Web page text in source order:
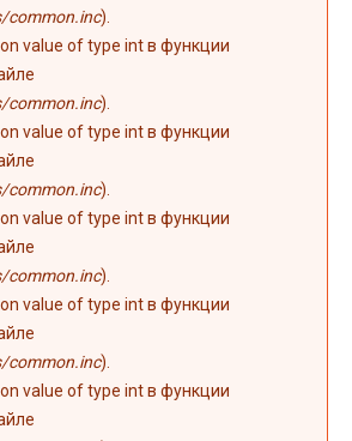
common.inc).
value of type int в функции
common.inc).
value of type int в функции
common.inc).
value of type int в функции
common.inc).
value of type int в функции
common.inc).
value of type int в функции